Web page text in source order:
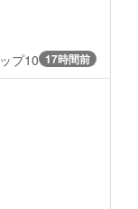
プ10 17時間前